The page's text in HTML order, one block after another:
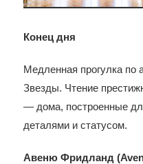
Конец дня
Медленная прогулка
Звезды. Чтение
— дома, построенные
деталями и статусом.
Авеню Фридланд